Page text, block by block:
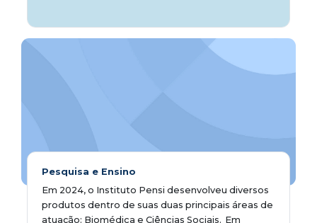
Pesquisa e Ensino
Em 2024, o Instituto Pensi desenvolveu diversos
produtos dentro de suas duas principais áreas de
atuação: Biomédica e Ciências Sociais. Em